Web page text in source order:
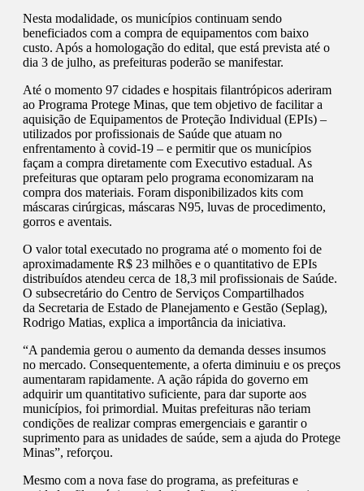
Nesta modalidade, os municípios continuam sendo
beneficiados com a compra de equipamentos com baixo
custo. Após a homologação do edital, que está prevista até o
dia 3 de julho, as prefeituras poderão se manifestar.
Até o momento 97 cidades e hospitais filantrópicos aderiram
ao Programa Protege Minas, que tem objetivo de facilitar a
aquisição de Equipamentos de Proteção Individual (EPIs) –
utilizados por profissionais de Saúde que atuam no
enfrentamento à covid-19 – e permitir que os municípios
façam a compra diretamente com Executivo estadual. As
prefeituras que optaram pelo programa economizaram na
compra dos materiais. Foram disponibilizados kits com
máscaras cirúrgicas, máscaras N95, luvas de procedimento,
gorros e aventais.
O valor total executado no programa até o momento foi de
aproximadamente R$ 23 milhões e o quantitativo de EPIs
distribuídos atendeu cerca de 18,3 mil profissionais de Saúde.
O subsecretário do Centro de Serviços Compartilhados
da Secretaria de Estado de Planejamento e Gestão (Seplag),
Rodrigo Matias, explica a importância da iniciativa.
“A pandemia gerou o aumento da demanda desses insumos
no mercado. Consequentemente, a oferta diminuiu e os preços
aumentaram rapidamente. A ação rápida do governo em
adquirir um quantitativo suficiente, para dar suporte aos
municípios, foi primordial. Muitas prefeituras não teriam
condições de realizar compras emergenciais e garantir o
suprimento para as unidades de saúde, sem a ajuda do Protege
Minas”, reforçou.
Mesmo com a nova fase do programa, as prefeituras e